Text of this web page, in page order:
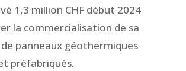
1,3 million CHF début 2024
la commercialisation de sa
panneaux géothermiques
préfabriqués.